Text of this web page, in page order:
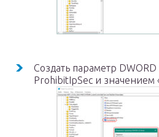
Создать параметр
ProhibitIpSec и значением